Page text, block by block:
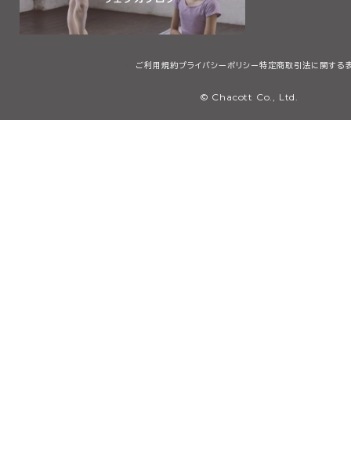
ご利用規約プライバシーポリシー 特定商取引法に関する
© Chacott Co., Ltd.